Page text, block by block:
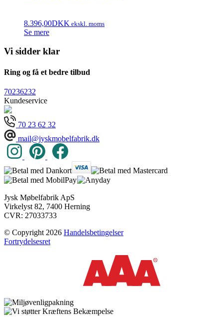
8.396,00DKK ekskl. moms
Se mere
Vi sidder klar
Ring og få et bedre tilbud
70236232
Kundeservice
70 23 62 32
mail@jyskmobelfabrik.dk
Jysk Møbelfabrik ApS
Virkelyst 82, 7400 Herning
CVR: 27033733
© Copyright 2026 Handelsbetingelser
Fortrydelsesret